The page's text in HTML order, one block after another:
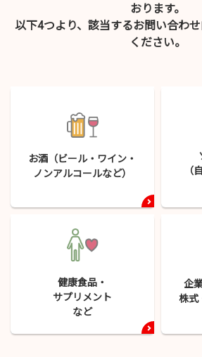
おります。
以下4つより、該当するお問い合わ
ください。
お酒（ビール・ ワイン・
ノンアルコールなど）
（
健康食品・
サプリメント
など
企
株式